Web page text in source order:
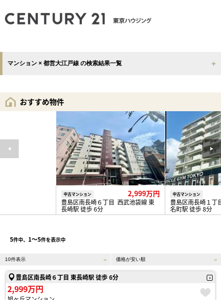
マンション × 都営大江戸線 の検索結果一覧
おすすめ物件
中古マンション 2,999万円
豊島区南長崎６丁目 西武池袋線 東
長崎駅 徒歩 6分
中古マンション
豊島区南長崎１丁
名町駅 徒歩 8分
5件中、 1〜5件を表示中
豊島区南長崎６丁目 東長崎駅 徒歩 6分
2,999万円